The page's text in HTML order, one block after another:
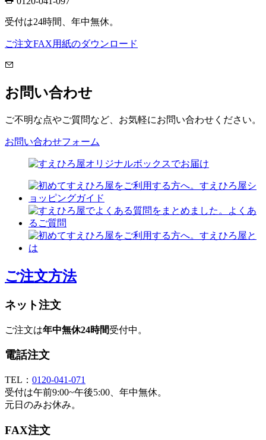
受付は24時間、年中無休。
ご注文FAX用紙のダウンロード
お問い合わせ
ご不明な点やご質問など、お気軽にお問い合わせください。
お問い合わせフォーム
ご注文方法
ネット注文
ご注文は年中無休24時間受付中。
電話注文
TEL： 0120-041-071
受付は午前9:00~午後5:00、年中無休。
元日のみお休み。
FAX注文